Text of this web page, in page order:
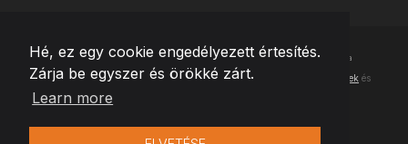
Hé, ez egy cookie engedélyezett értesítés.
Zárja be egyszer és örökké zárt.
Learn more
© Szerzői jog2026 Team Extension Hungary- Minden jog fenntartva
Changelog ● Ezen webhely használatával elfogadja Használati feltételek és